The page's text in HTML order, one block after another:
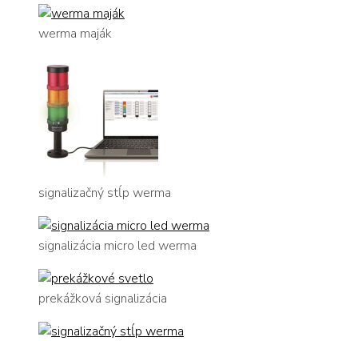
werma maják
signalizačný stĺp werma
signalizácia micro led werma
prekážková signalizácia